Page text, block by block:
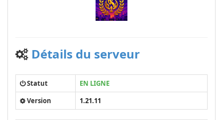
Détails du serveur
Statut
EN LIGNE
Version
1.21.11